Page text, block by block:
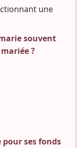
une
souvent
?
ses fonds